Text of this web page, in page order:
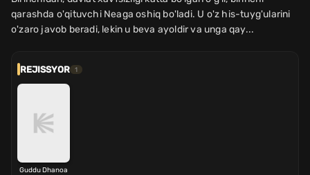
qarashda o'qituvchi Neaga oshiq bo'ladi. U o'z his-tuyg'ularini
o'zaro javob beradi, lekin u beva ayoldir va unga qay...
REJISSYOR 1
Guddu Dhanoa